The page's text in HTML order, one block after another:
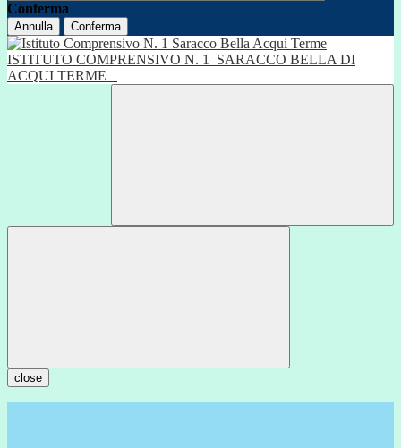
Conferma
Annulla Conferma
ISTITUTO COMPRENSIVO N. 1
SARACCO BELLA DI
ACQUI TERME
close